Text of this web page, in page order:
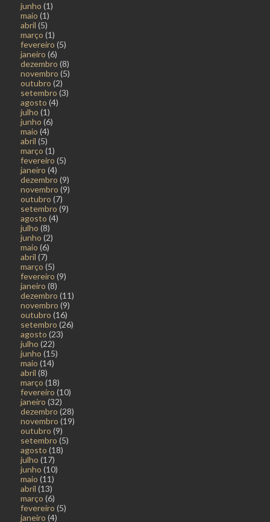
junho (1)
maio (1)
abril (5)
março (1)
fevereiro (5)
janeiro (6)
dezembro (8)
novembro (5)
outubro (2)
setembro (3)
agosto (4)
julho (1)
junho (6)
maio (4)
abril (5)
março (1)
fevereiro (5)
janeiro (4)
dezembro (9)
novembro (9)
outubro (7)
setembro (9)
agosto (4)
julho (8)
junho (2)
maio (6)
abril (7)
março (5)
fevereiro (9)
janeiro (8)
dezembro (11)
novembro (9)
outubro (16)
setembro (26)
agosto (23)
julho (22)
junho (15)
maio (14)
abril (8)
março (18)
fevereiro (10)
janeiro (32)
dezembro (28)
novembro (19)
outubro (9)
setembro (5)
agosto (18)
julho (17)
junho (10)
maio (11)
abril (13)
março (6)
fevereiro (5)
janeiro (4)